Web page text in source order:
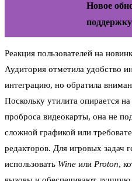
Новое
Реакция пользователей на
Аудитория отметила удобство
интеграцию, но обратила
Поскольку утилита опирается
проброса видеокарты, она не
сложной графикой или
редакторов. Для игровых задач
использовать Wine или Proton,